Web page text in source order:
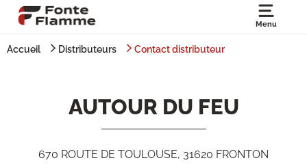
Menu
Accueil Distributeurs Contact distributeur
AUTOUR DU FEU
670 ROUTE DE TOULOUSE, 31620 FRONTON